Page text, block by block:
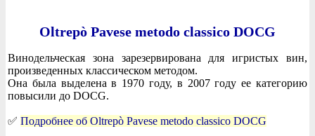
Oltrepò Pavese metodo classico DOCG
Винодельческая зона зарезервирована для игристых вин,
произведенных классическом методом.
Она была выделена в 1970 году, в 2007 году ее категорию
повысили до DOCG.
✅ Подробнее об Oltrepò Pavese metodo classico DOCG